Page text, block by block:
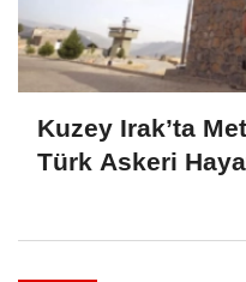
Kuzey Irak’ta
Türk Askeri